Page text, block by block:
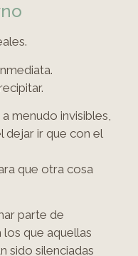
menudo invisibles,
dejar ir que con el
que otra cosa
parte de
que aquellas
sido silenciadas